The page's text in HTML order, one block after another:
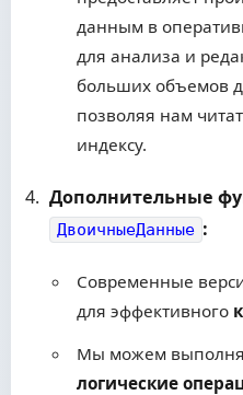
данным в
для анализа и
больших объемов
позволяя нам
индексу.
Дополнительные
ДвоичныеДанные :
Современные
для эффективного
Мы можем
логические